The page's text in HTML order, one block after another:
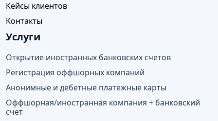
Кейсы клиентов
Контакты
Услуги
Открытие иностранных банковских счетов
Регистрация оффшорных компаний
Анонимные и дебетные платежные карты
Оффшорная/иностранная компания + банковский
счет